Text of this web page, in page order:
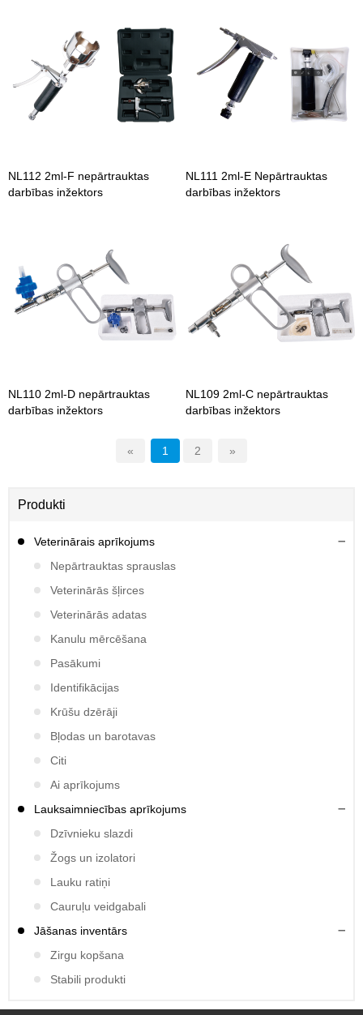
NL112 2ml-F nepārtrauktas
darbības inžektors
NL111 2ml-E Nepārtrauktas
darbības inžektors
NL110 2ml-D nepārtrauktas
darbības inžektors
NL109 2ml-C nepārtrauktas
darbības inžektors
« 1 2 »
Produkti
Veterinārais aprīkojums
Nepārtrauktas sprauslas
Veterinārās šļirces
Veterinārās adatas
Kanulu mērcēšana
Pasākumi
Identifikācijas
Krūšu dzērāji
Bļodas un barotavas
Citi
Ai aprīkojums
Lauksaimniecības aprīkojums
Dzīvnieku slazdi
Žogs un izolatori
Lauku ratiņi
Cauruļu veidgabali
Jāšanas inventārs
Zirgu kopšana
Stabili produkti